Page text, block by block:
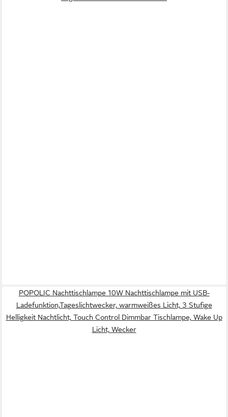
POPOLIC Nachttischlampe 10W Nachttischlampe mit USB-
Ladefunktion,Tageslichtwecker, warmweißes Licht, 3 Stufige
Helligkeit Nachtlicht, Touch Control Dimmbar Tischlampe, Wake Up
Licht, Wecker